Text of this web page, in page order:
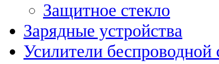
Защитное стекло
Зарядные устройства
Усилители беспроводной